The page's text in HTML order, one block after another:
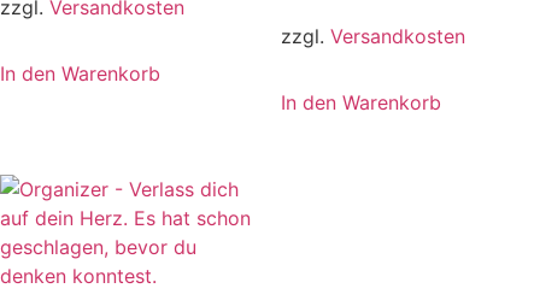
zzgl. Versandkosten
In den Warenkorb
zzgl. Versandkosten
In den Warenkorb